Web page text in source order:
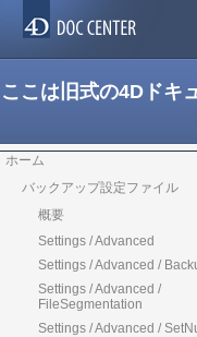
ここは旧式の4Dドキ
ホーム
バックアップ設定ファイル
概要
Settings / Advanced
Settings / Advanced /
Settings / Advanced /
FileSegmentation
Settings / Advanced /